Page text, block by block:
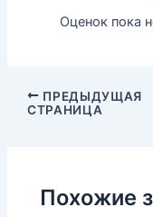
Оценок пока
ПРЕДЫДУЩАЯ
СТРАНИЦА
Похожие